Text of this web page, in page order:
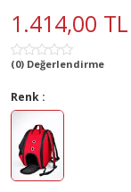
1.414,00 TL
(0) Değerlendirme
Renk :